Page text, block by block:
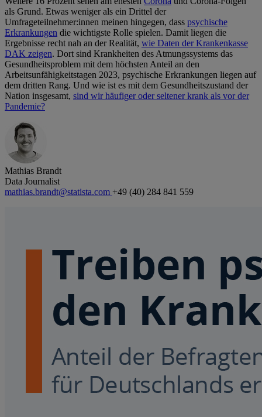
als Grund. Etwas weniger als ein Drittel der
Umfrageteilnehmer:innen meinen hingegen, dass psychische
Erkrankungen die wichtigste Rolle spielen. Damit liegen die
Ergebnisse recht nah an der Realität, wie Daten der Krankenkasse
DAK zeigen. Dort sind Krankheiten des Atmungssystems das
Gesundheitsproblem mit dem höchsten Anteil an den
Arbeitsunfähigkeitstagen 2023, psychische Erkrankungen liegen auf
dem dritten Rang. Und wie ist es mit dem Gesundheitszustand der
Nation insgesamt, sind wir häufiger oder seltener krank als vor der
Pandemie?
Mathias Brandt
Data Journalist
mathias.brandt@statista.com +49 (40) 284 841 559